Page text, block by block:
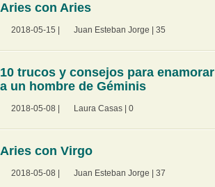
Aries con Aries
2018-05-15 Juan Esteban Jorge 35
10 trucos y consejos para enamorar
a un hombre de Géminis
2018-05-08 Laura Casas 0
Aries con Virgo
2018-05-08 Juan Esteban Jorge 37